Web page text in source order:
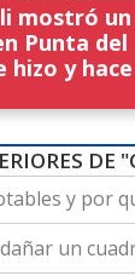
mostró
Punta del
hizo y
DE
y por
un